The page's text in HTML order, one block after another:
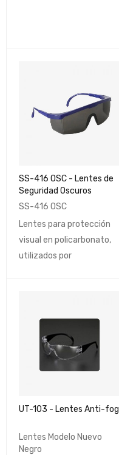
SS-416 OSC - Lentes de
Seguridad Oscuros
SS-416 OSC
Lentes para protección
visual en policarbonato,
utilizados por
UT-103 - Lentes Anti-fog
Lentes Modelo Nuevo
Negro